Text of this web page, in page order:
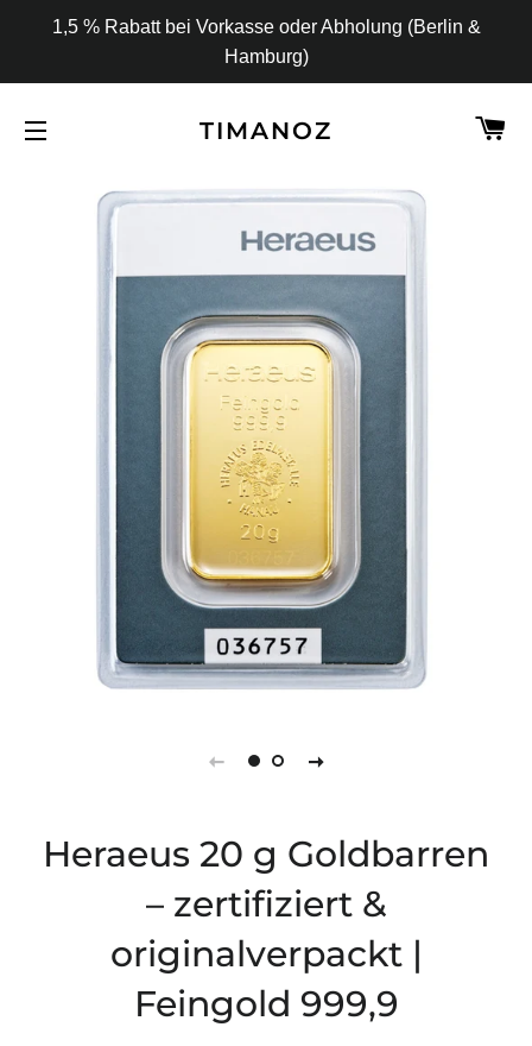
1,5 % Rabatt bei Vorkasse oder Abholung (Berlin &
Hamburg)
TIMANOZ
Heraeus 20 g Goldbarren
– zertifiziert &
originalverpackt |
Feingold 999,9